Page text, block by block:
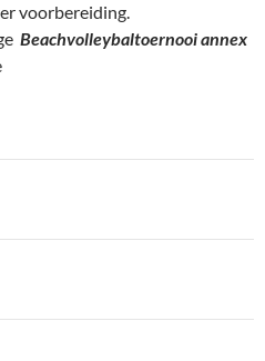
voorbereiding.
Beachvolleybaltoernooiannex